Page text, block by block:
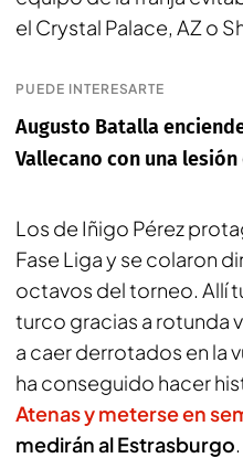
el Crystal Palace, AZ o
PUEDE INTERESARTE
Augusto Batalla
Vallecano con una
Los de Iñigo Pérez
Fase Liga y se colaron
octavos del torneo. Allí
turco gracias a rotunda
a caer derrotados en la
ha conseguido hacer
Atenas y meterse en
medirán al Estrasburgo.